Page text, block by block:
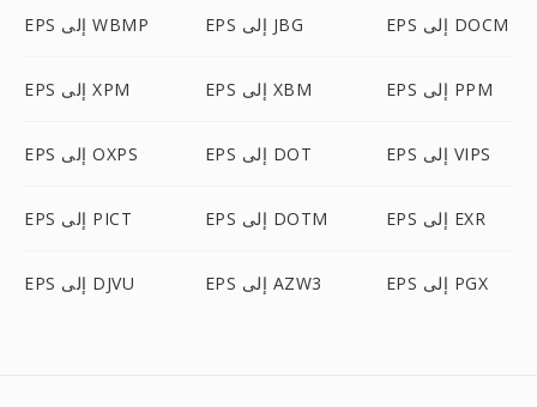
EPS إلى WBMP EPS إلى JBG EPS إلى DOCM
EPS إلى XPM EPS إلى XBM EPS إلى PPM
EPS إلى OXPS EPS إلى DOT EPS إلى VIPS
EPS إلى PICT EPS إلى DOTM EPS إلى EXR
EPS إلى DJVU EPS إلى AZW3 EPS إلى PGX